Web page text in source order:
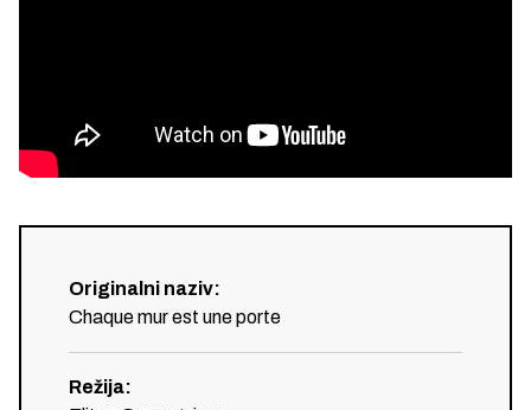
Originalni naziv:
Chaque mur est une porte
Režija: